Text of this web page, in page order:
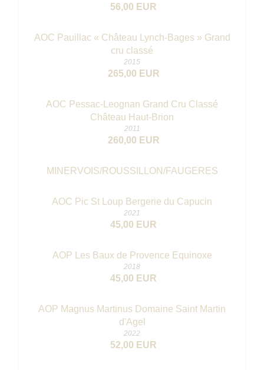
56,00 EUR
AOC Pauillac « Château Lynch-Bages » Grand
cru classé
2015
265,00 EUR
AOC Pessac-Leognan Grand Cru Classé
Château Haut-Brion
2011
260,00 EUR
MINERVOIS/ROUSSILLON/FAUGERES
AOC Pic St Loup Bergerie du Capucin
2021
45,00 EUR
AOP Les Baux de Provence Equinoxe
2018
45,00 EUR
AOP Magnus Martinus Domaine Saint Martin
d'Agel
2022
52,00 EUR